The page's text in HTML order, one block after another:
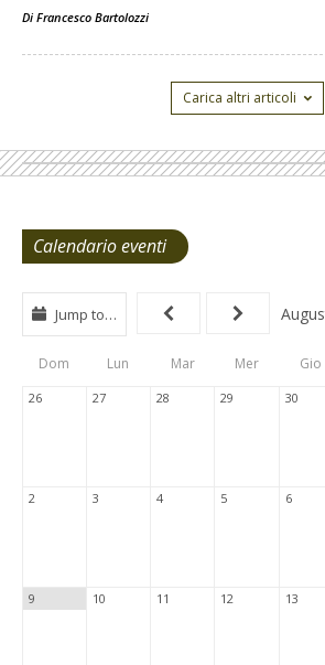
Di Francesco Bartolozzi
Carica altri articoli
Calendario eventi
View
Type
Tabs
Jump to…
Dom Lun Mar Mer Gio
26 27 28 29 30
2 3 4 5 6
9 10 11 12 13